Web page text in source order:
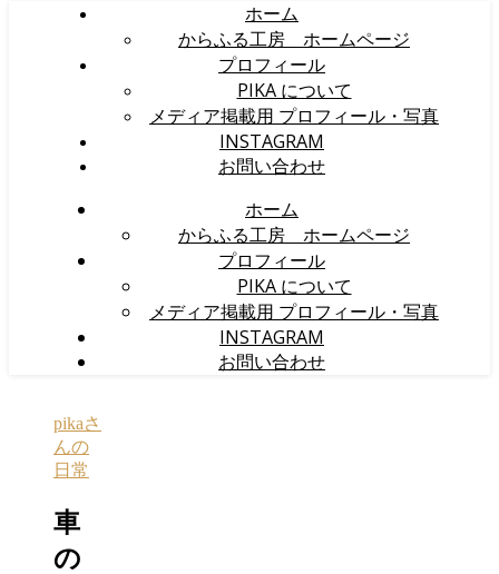
ホーム
からふる工房 ホームページ
プロフィール
PIKA について
メディア掲載用 プロフィール・写真
INSTAGRAM
お問い合わせ
ホーム
からふる工房 ホームページ
プロフィール
PIKA について
メディア掲載用 プロフィール・写真
INSTAGRAM
お問い合わせ
pikaさ
んの
日常
車
の